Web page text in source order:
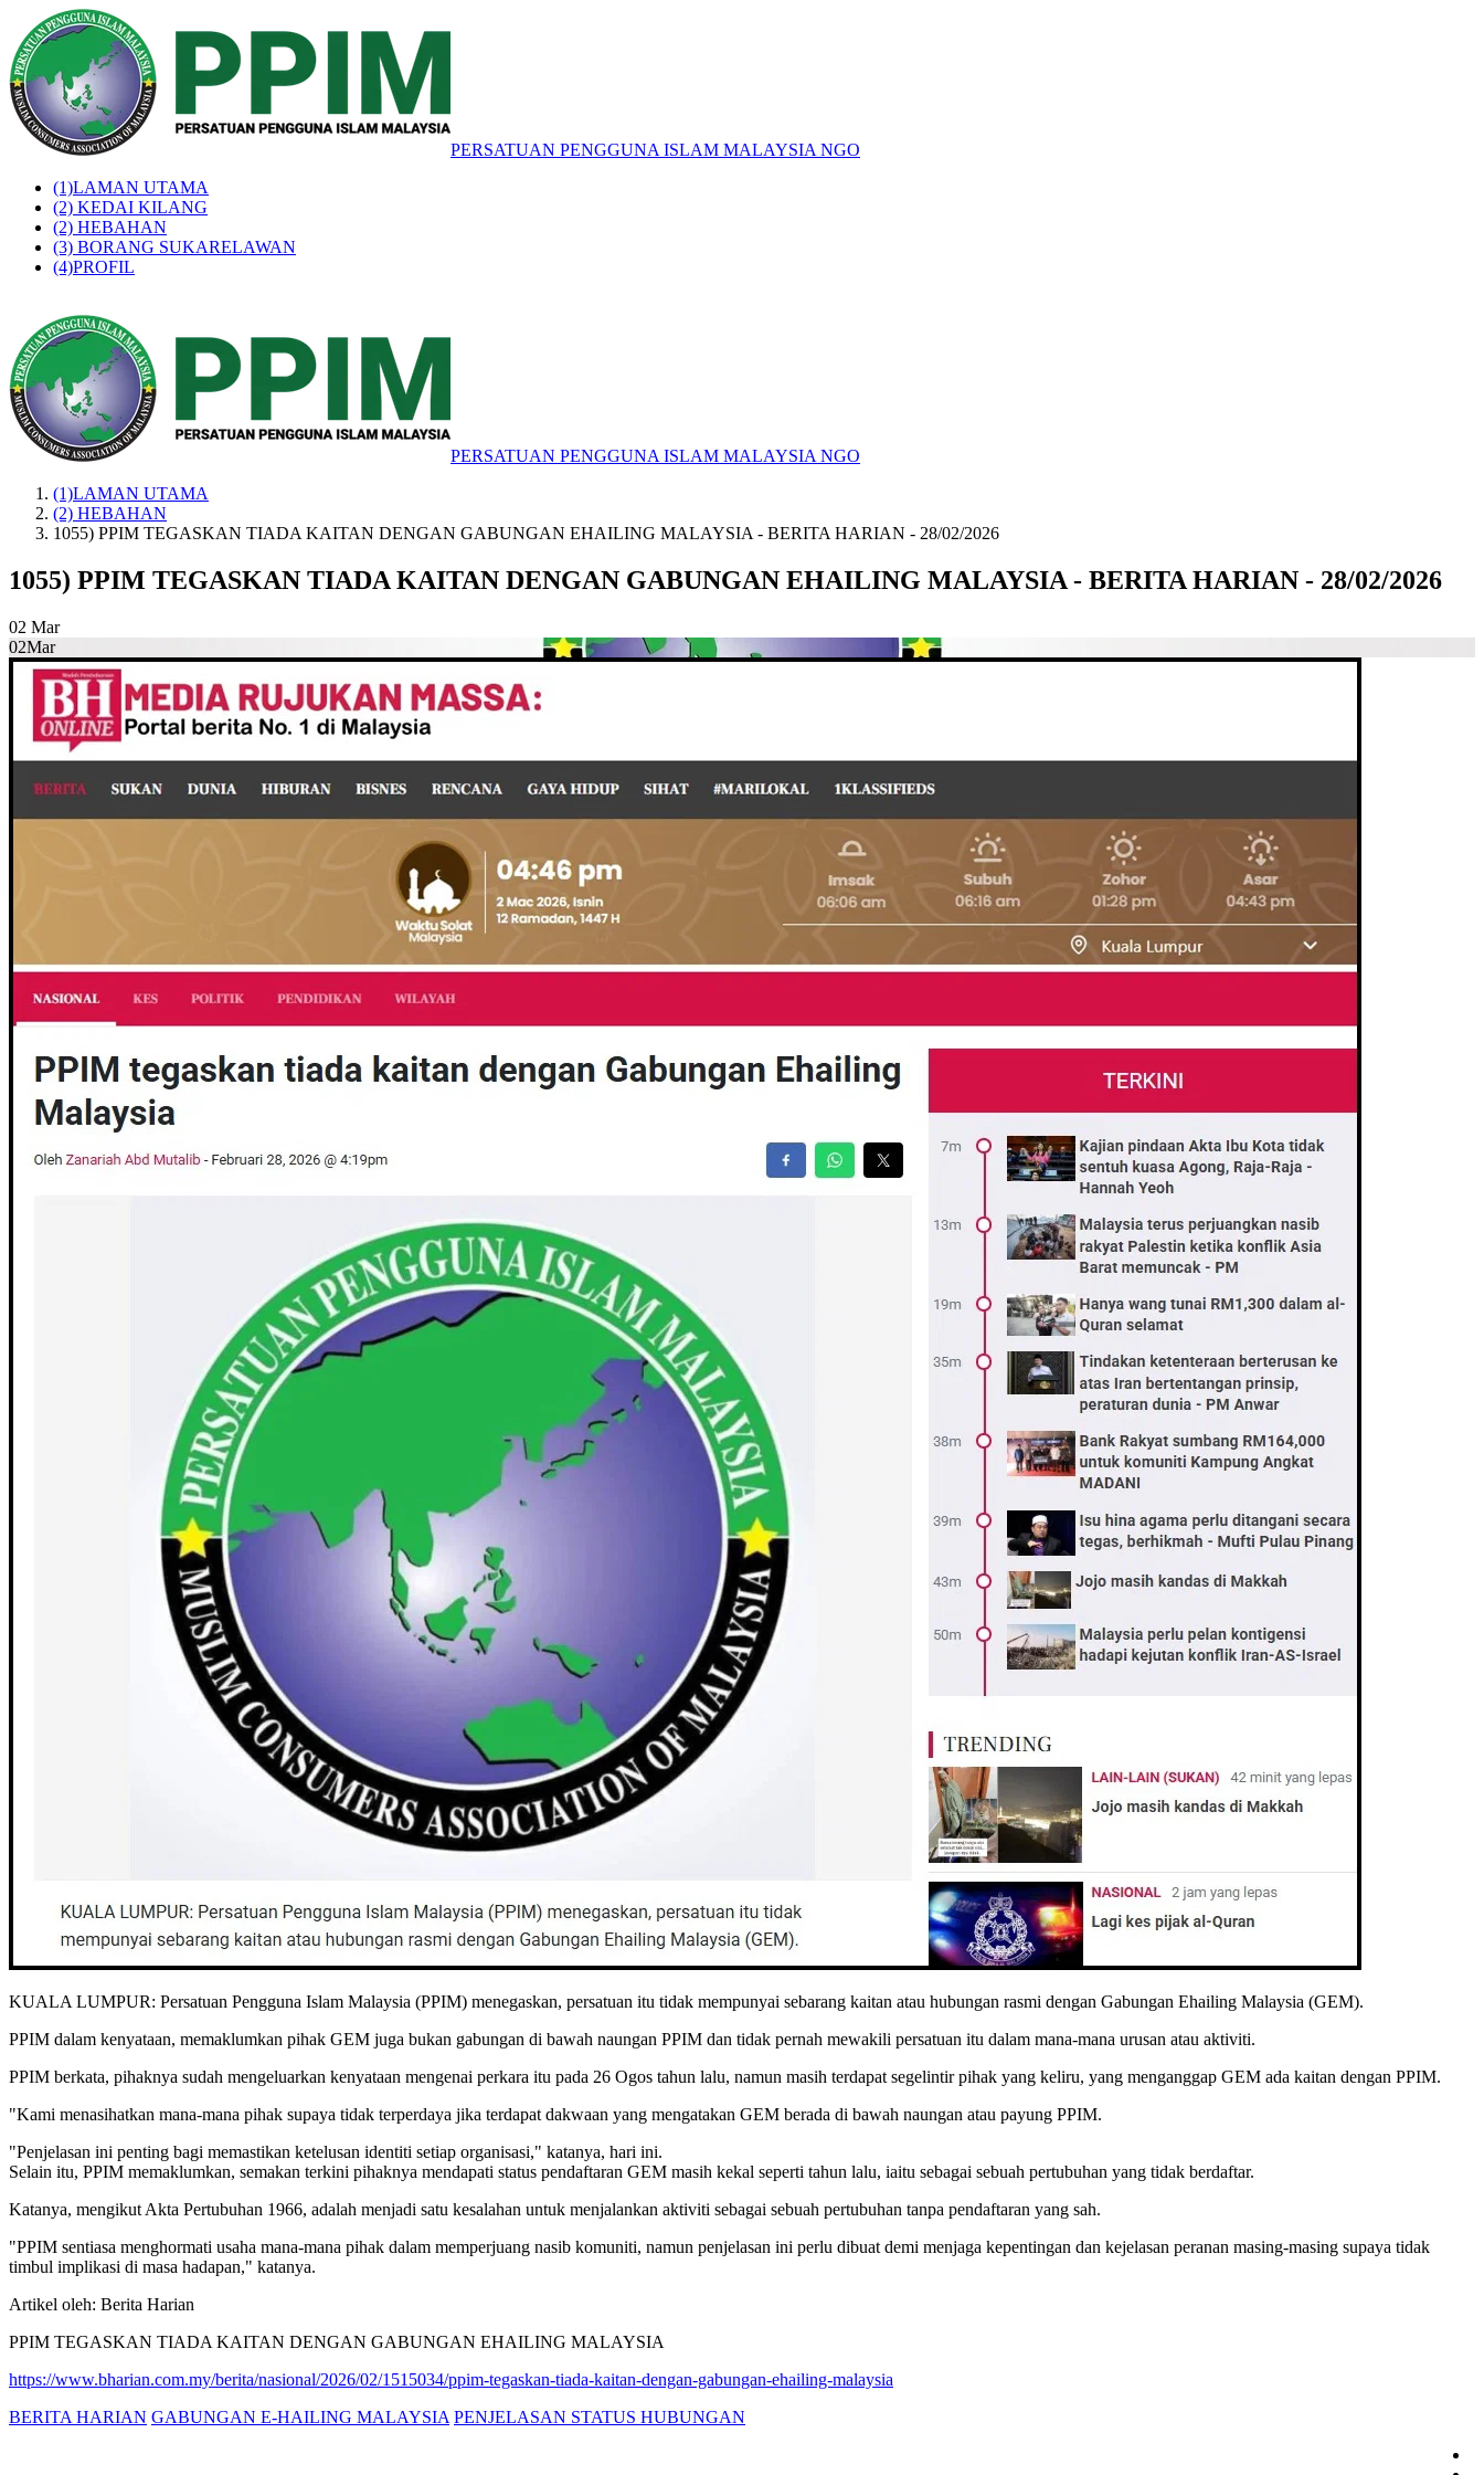
PERSATUAN PENGGUNA ISLAM MALAYSIA NGO
(1)LAMAN UTAMA
(2) KEDAI KILANG
(2) HEBAHAN
(3) BORANG SUKARELAWAN
(4)PROFIL
PERSATUAN PENGGUNA ISLAM MALAYSIA NGO
(1)LAMAN UTAMA
(2) HEBAHAN
1055) PPIM TEGASKAN TIADA KAITAN DENGAN GABUNGAN EHAILING MALAYSIA - BERITA HARIAN - 28/02/2026
1055) PPIM TEGASKAN TIADA KAITAN DENGAN GABUNGAN EHAILING MALAYSIA - BERITA HARIAN - 28/02/2026
02 Mar
02Mar
KUALA LUMPUR: Persatuan Pengguna Islam Malaysia (PPIM) menegaskan, persatuan itu tidak mempunyai sebarang kaitan atau hubungan rasmi dengan Gabungan Ehailing Malaysia (GEM).
PPIM dalam kenyataan, memaklumkan pihak GEM juga bukan gabungan di bawah naungan PPIM dan tidak pernah mewakili persatuan itu dalam mana-mana urusan atau aktiviti.
PPIM berkata, pihaknya sudah mengeluarkan kenyataan mengenai perkara itu pada 26 Ogos tahun lalu, namun masih terdapat segelintir pihak yang keliru, yang menganggap GEM ada kaitan dengan PPIM.
"Kami menasihatkan mana-mana pihak supaya tidak terperdaya jika terdapat dakwaan yang mengatakan GEM berada di bawah naungan atau payung PPIM.
"Penjelasan ini penting bagi memastikan ketelusan identiti setiap organisasi," katanya, hari ini.
Selain itu, PPIM memaklumkan, semakan terkini pihaknya mendapati status pendaftaran GEM masih kekal seperti tahun lalu, iaitu sebagai sebuah pertubuhan yang tidak berdaftar.
Katanya, mengikut Akta Pertubuhan 1966, adalah menjadi satu kesalahan untuk menjalankan aktiviti sebagai sebuah pertubuhan tanpa pendaftaran yang sah.
"PPIM sentiasa menghormati usaha mana-mana pihak dalam memperjuang nasib komuniti, namun penjelasan ini perlu dibuat demi menjaga kepentingan dan kejelasan peranan masing-masing supaya tidak
timbul implikasi di masa hadapan," katanya.
Artikel oleh: Berita Harian
PPIM TEGASKAN TIADA KAITAN DENGAN GABUNGAN EHAILING MALAYSIA
https://www.bharian.com.my/berita/nasional/2026/02/1515034/ppim-tegaskan-tiada-kaitan-dengan-gabungan-ehailing-malaysia
BERITA HARIAN GABUNGAN E-HAILING MALAYSIA PENJELASAN STATUS HUBUNGAN